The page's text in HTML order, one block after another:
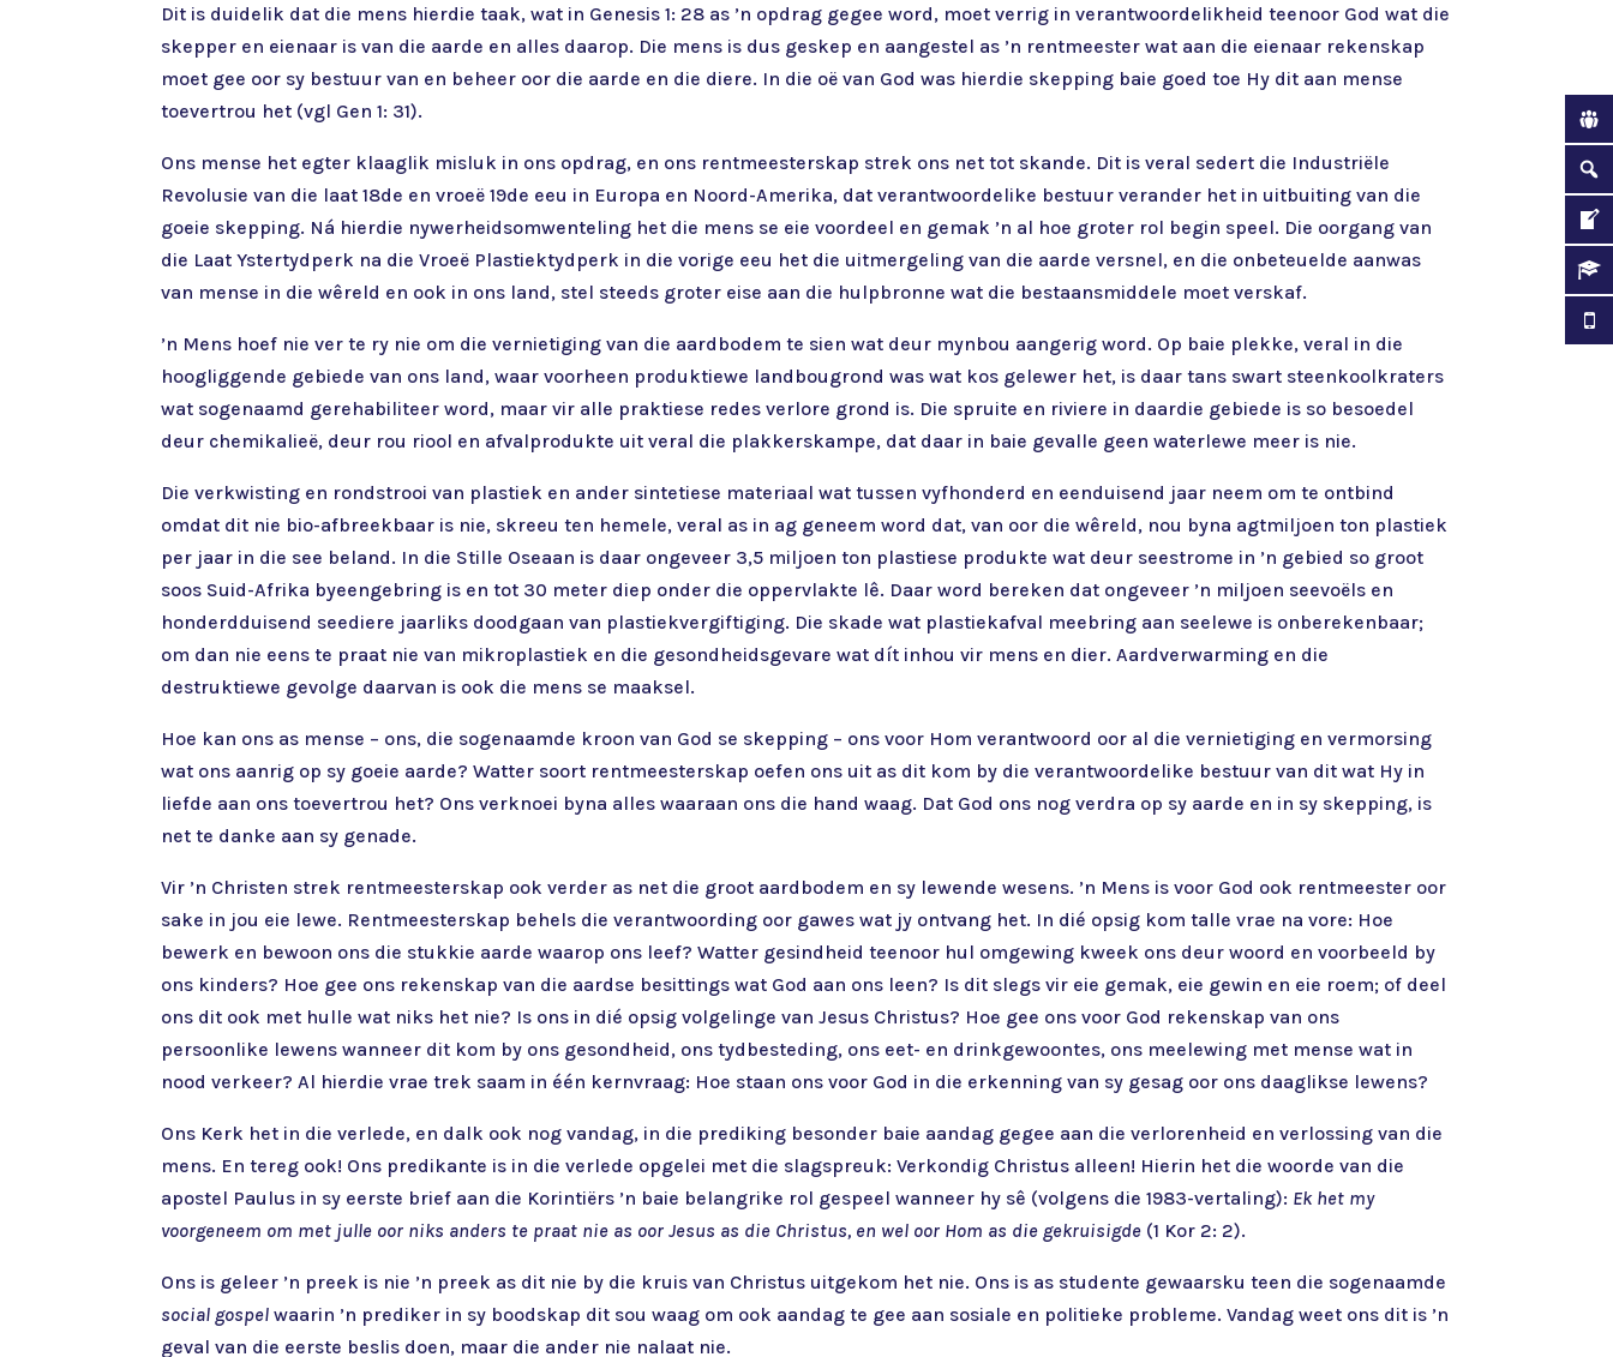
Dit is duidelik dat die mens hierdie taak, wat in Genesis 1: 28 as ’n opdrag gegee word, moet verrig in verantwoordelikheid teenoor God wat die
skepper en eienaar is van die aarde en alles daarop. Die mens is dus geskep en aangestel as ’n rentmeester wat aan die eienaar rekenskap
moet gee oor sy bestuur van en beheer oor die aarde en die diere. In die oë van God was hierdie skepping baie goed toe Hy dit aan mense
toevertrou het (vgl Gen 1: 31).
Ons mense het egter klaaglik misluk in ons opdrag, en ons rentmeesterskap strek ons net tot skande. Dit is veral sedert die Industriële
Revolusie van die laat 18de en vroeë 19de eeu in Europa en Noord-Amerika, dat verantwoordelike bestuur verander het in uitbuiting van die
goeie skepping. Ná hierdie nywerheidsomwenteling het die mens se eie voordeel en gemak ’n al hoe groter rol begin speel. Die oorgang van
die Laat Ystertydperk na die Vroeë Plastiektydperk in die vorige eeu het die uitmergeling van die aarde versnel, en die onbeteuelde aanwas
van mense in die wêreld en ook in ons land, stel steeds groter eise aan die hulpbronne wat die bestaansmiddele moet verskaf.
’n Mens hoef nie ver te ry nie om die vernietiging van die aardbodem te sien wat deur mynbou aangerig word. Op baie plekke, veral in die
hoogliggende gebiede van ons land, waar voorheen produktiewe landbougrond was wat kos gelewer het, is daar tans swart steenkoolkraters
wat sogenaamd gerehabiliteer word, maar vir alle praktiese redes verlore grond is. Die spruite en riviere in daardie gebiede is so besoedel
deur chemikalieë, deur rou riool en afvalprodukte uit veral die plakkerskampe, dat daar in baie gevalle geen waterlewe meer is nie.
Die verkwisting en rondstrooi van plastiek en ander sintetiese materiaal wat tussen vyfhonderd en eenduisend jaar neem om te ontbind
omdat dit nie bio-afbreekbaar is nie, skreeu ten hemele, veral as in ag geneem word dat, van oor die wêreld, nou byna agtmiljoen ton plastiek
per jaar in die see beland. In die Stille Oseaan is daar ongeveer 3,5 miljoen ton plastiese produkte wat deur seestrome in ’n gebied so groot
soos Suid-Afrika byeengebring is en tot 30 meter diep onder die oppervlakte lê. Daar word bereken dat ongeveer ’n miljoen seevoëls en
honderdduisend seediere jaarliks doodgaan van plastiekvergiftiging. Die skade wat plastiekafval meebring aan seelewe is onberekenbaar;
om dan nie eens te praat nie van mikroplastiek en die gesondheidsgevare wat dít inhou vir mens en dier. Aardverwarming en die
destruktiewe gevolge daarvan is ook die mens se maaksel.
Hoe kan ons as mense – ons, die sogenaamde kroon van God se skepping – ons voor Hom verantwoord oor al die vernietiging en vermorsing
wat ons aanrig op sy goeie aarde? Watter soort rentmeesterskap oefen ons uit as dit kom by die verantwoordelike bestuur van dit wat Hy in
liefde aan ons toevertrou het? Ons verknoei byna alles waaraan ons die hand waag. Dat God ons nog verdra op sy aarde en in sy skepping, is
net te danke aan sy genade.
Vir ’n Christen strek rentmeesterskap ook verder as net die groot aardbodem en sy lewende wesens. ’n Mens is voor God ook rentmeester oor
sake in jou eie lewe. Rentmeesterskap behels die verantwoording oor gawes wat jy ontvang het. In dié opsig kom talle vrae na vore: Hoe
bewerk en bewoon ons die stukkie aarde waarop ons leef? Watter gesindheid teenoor hul omgewing kweek ons deur woord en voorbeeld by
ons kinders? Hoe gee ons rekenskap van die aardse besittings wat God aan ons leen? Is dit slegs vir eie gemak, eie gewin en eie roem; of deel
ons dit ook met hulle wat niks het nie? Is ons in dié opsig volgelinge van Jesus Christus? Hoe gee ons voor God rekenskap van ons
persoonlike lewens wanneer dit kom by ons gesondheid, ons tydbesteding, ons eet- en drinkgewoontes, ons meelewing met mense wat in
nood verkeer? Al hierdie vrae trek saam in één kernvraag: Hoe staan ons voor God in die erkenning van sy gesag oor ons daaglikse lewens?
Ons Kerk het in die verlede, en dalk ook nog vandag, in die prediking besonder baie aandag gegee aan die verlorenheid en verlossing van die
mens. En tereg ook! Ons predikante is in die verlede opgelei met die slagspreuk: Verkondig Christus alleen! Hierin het die woorde van die
apostel Paulus in sy eerste brief aan die Korintiërs ’n baie belangrike rol gespeel wanneer hy sê (volgens die 1983-vertaling): Ek het my
voorgeneem om met julle oor niks anders te praat nie as oor Jesus as die Christus, en wel oor Hom as die gekruisigde (1 Kor 2: 2).
Ons is geleer ’n preek is nie ’n preek as dit nie by die kruis van Christus uitgekom het nie. Ons is as studente gewaarsku teen die sogenaamde
social gospel waarin ’n prediker in sy boodskap dit sou waag om ook aandag te gee aan sosiale en politieke probleme. Vandag weet ons dit is ’n
geval van die eerste beslis doen, maar die ander nie nalaat nie.